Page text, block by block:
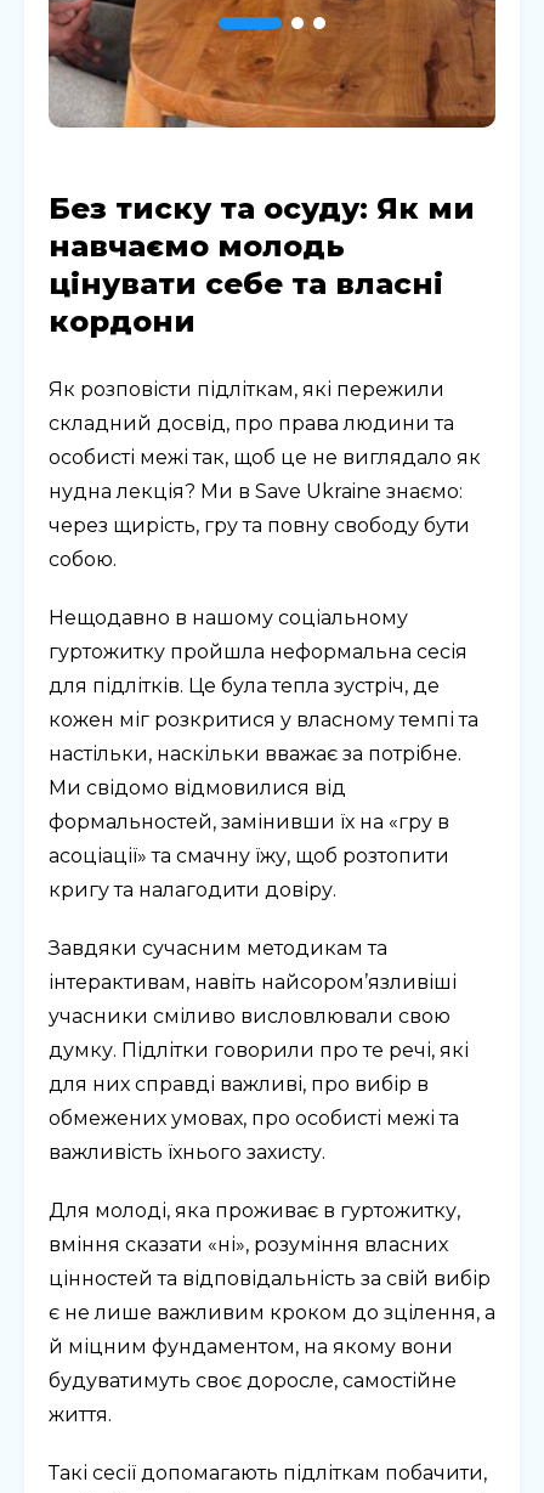
Без тиску та осуду: Як ми
навчаємо молодь
цінувати себе та власні
кордони
Як розповісти підліткам, які пережили
складний досвід, про права людини та
особисті межі так, щоб це не виглядало як
нудна лекція? Ми в Save Ukraine знаємо:
через щирість, гру та повну свободу бути
собою.
Нещодавно в нашому соціальному
гуртожитку пройшла неформальна сесія
для підлітків. Це була тепла зустріч, де
кожен міг розкритися у власному темпі та
настільки, наскільки вважає за потрібне.
Ми свідомо відмовилися від
формальностей, замінивши їх на «гру в
асоціації» та смачну їжу, щоб розтопити
кригу та налагодити довіру.
Завдяки сучасним методикам та
інтерактивам, навіть найсором’язливіші
учасники сміливо висловлювали свою
думку. Підлітки говорили про те речі, які
для них справді важливі, про вибір в
обмежених умовах, про особисті межі та
важливість їхнього захисту.
Для молоді, яка проживає в гуртожитку,
вміння сказати «ні», розуміння власних
цінностей та відповідальність за свій вибір
є не лише важливим кроком до зцілення, а
й міцним фундаментом, на якому вони
будуватимуть своє доросле, самостійне
життя.
Такі сесії допомагають підліткам побачити,